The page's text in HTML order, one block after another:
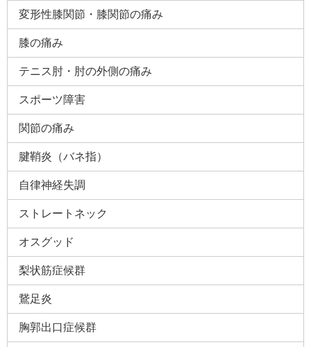
変形性膝関節・膝関節の痛み
膝の痛み
テニス肘・肘の外側の痛み
スポーツ障害
関節の痛み
腱鞘炎（バネ指）
自律神経失調
ストレートネック
オスグッド
梨状筋症候群
鵞足炎
胸郭出口症候群